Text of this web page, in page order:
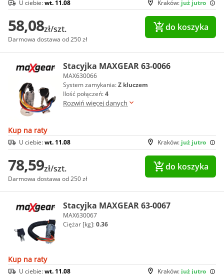
Kraków: już jutro
U ciebie:wt. 11.08
58,08zł/szt.
Darmowa dostawa od 250 zł
do koszyka
Stacyjka MAXGEAR 63-0066
MAX630066
System zamykania:Z kluczem
Ilość połączeń:4
Rozwiń więcej danych
Kup na raty
Kraków: już jutro
U ciebie:wt. 11.08
78,59zł/szt.
Darmowa dostawa od 250 zł
do koszyka
Stacyjka MAXGEAR 63-0067
MAX630067
Ciężar [kg]:0.36
Kup na raty
Kraków: już jutro
U ciebie:wt. 11.08